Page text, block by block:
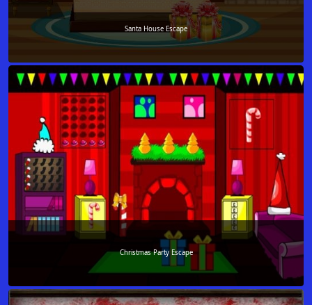
Santa House Escape
Christmas Party Escape